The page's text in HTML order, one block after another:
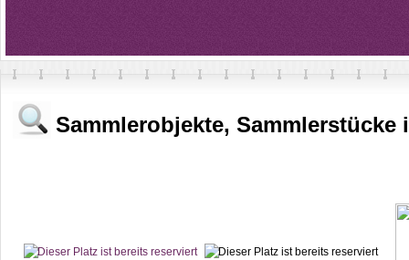
Sammlerobjekte, Sammlerstücke